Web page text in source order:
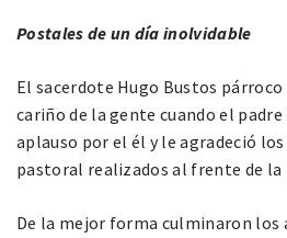
Postales de un día inolvidable
El sacerdote Hugo Bustos
cariño de la gente cuando el
aplauso por el él y le agradeció
pastoral realizados al frente de la
De la mejor forma culminaron los